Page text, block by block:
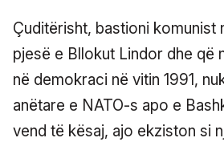
Çuditërisht, bastioni komunist
pjesë e Bllokut Lindor dhe që
në demokraci në vitin 1991,
anëtare e NATO-s apo e
vend të kësaj, ajo ekziston si